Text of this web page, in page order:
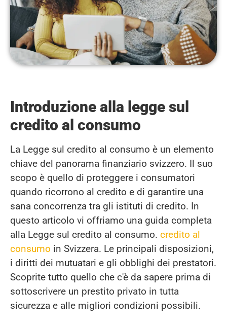
Introduzione alla legge sul
credito al consumo
La Legge sul credito al consumo è un elemento
chiave del panorama finanziario svizzero. Il suo
scopo è quello di proteggere i consumatori
quando ricorrono al credito e di garantire una
sana concorrenza tra gli istituti di credito. In
questo articolo vi offriamo una guida completa
alla Legge sul credito al consumo. credito al
consumo in Svizzera. Le principali disposizioni,
i diritti dei mutuatari e gli obblighi dei prestatori.
Scoprite tutto quello che c'è da sapere prima di
sottoscrivere un prestito privato in tutta
sicurezza e alle migliori condizioni possibili.